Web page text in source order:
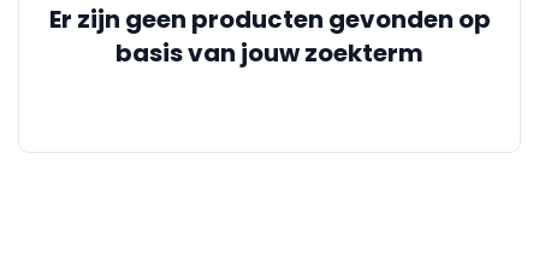
Er zijn geen producten gevonden op
basis van jouw zoekterm